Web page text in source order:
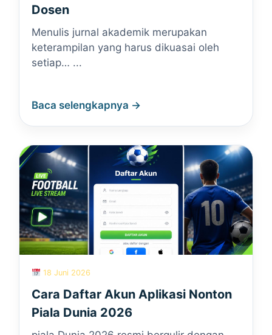
Dosen
Menulis jurnal akademik merupakan
keterampilan yang harus dikuasai oleh
setiap… ...
Baca selengkapnya →
18 Juni 2026
Cara Daftar Akun Aplikasi Nonton
Piala Dunia 2026